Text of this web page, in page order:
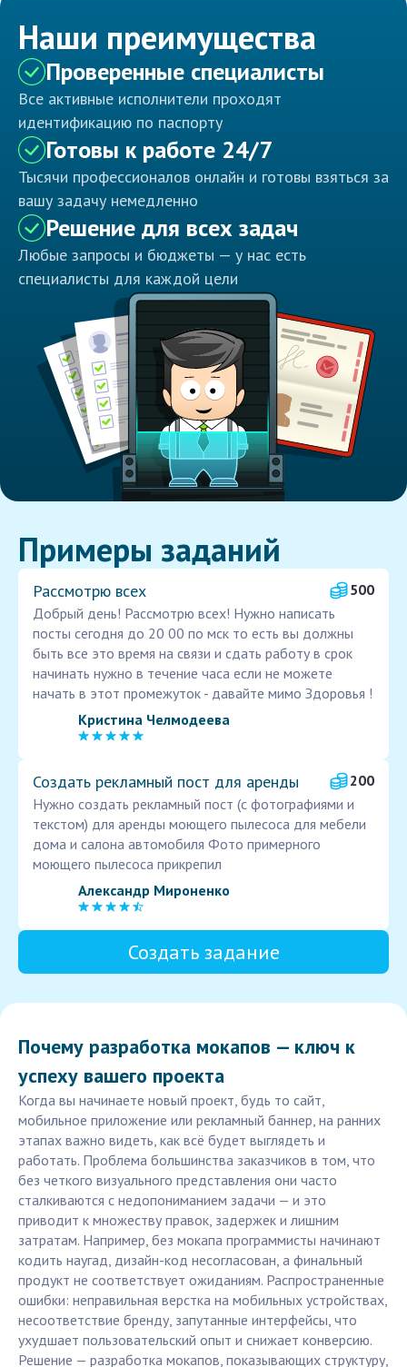
Наши преимущества
Проверенные специалисты
Все активные исполнители проходят
идентификацию по паспорту
Готовы к работе 24/7
Тысячи профессионалов онлайн и готовы взяться за
вашу задачу немедленно
Решение для всех задач
Любые запросы и бюджеты — у нас есть
специалисты для каждой цели
Примеры заданий
Рассмотрю всех
500
Добрый день! Рассмотрю всех! Нужно написать
посты сегодня до 20 00 по мск то есть вы должны
быть все это время на связи и сдать работу в срок
начинать нужно в течение часа если не можете
начать в этот промежуток - давайте мимо Здоровья !
Кристина Челмодеева
Создать рекламный пост для аренды
200
Нужно создать рекламный пост (с фотографиями и
текстом) для аренды моющего пылесоса для мебели
дома и салона автомобиля Фото примерного
моющего пылесоса прикрепил
Александр Мироненко
Создать задание
Почему разработка мокапов — ключ к
успеху вашего проекта
Когда вы начинаете новый проект, будь то сайт,
мобильное приложение или рекламный баннер, на ранних
этапах важно видеть, как всё будет выглядеть и
работать. Проблема большинства заказчиков в том, что
без четкого визуального представления они часто
сталкиваются с недопониманием задачи — и это
приводит к множеству правок, задержек и лишним
затратам. Например, без мокапа программисты начинают
кодить наугад, дизайн-код несогласован, а финальный
продукт не соответствует ожиданиям. Распространенные
ошибки: неправильная верстка на мобильных устройствах,
несоответствие бренду, запутанные интерфейсы, что
ухудшает пользовательский опыт и снижает конверсию.
Решение — разработка мокапов, показывающих структуру,